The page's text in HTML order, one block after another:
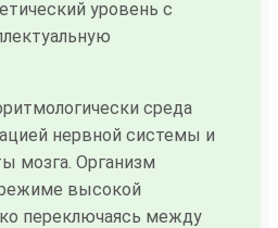
уровень с
среда
нервной системы и
мозга. Организм
высокой
переключаясь между